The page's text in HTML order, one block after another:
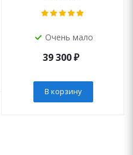
Очень мало
39 300₽
В корзину